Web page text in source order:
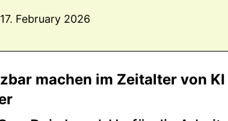
17. February 2026